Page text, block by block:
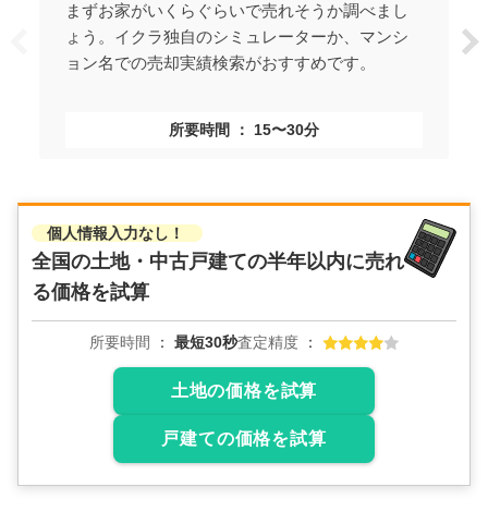
まずお家がいくらぐらいで売れそうか調べまし
ょう。イクラ独自のシミュレーターか、マンシ
ョン名での売却実績検索がおすすめです。
所要時間 15〜30分
個人情報入力なし！
全国の土地・中古戸建ての半年以内に売れ
る価格を試算
所要時間 最短30秒査定精度
土地の価格を試算
戸建ての価格を試算